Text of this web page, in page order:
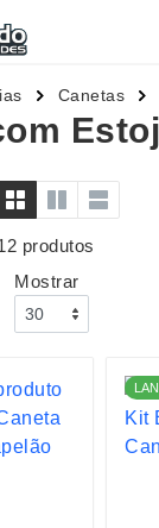
Canetas
produtos
Mostrar